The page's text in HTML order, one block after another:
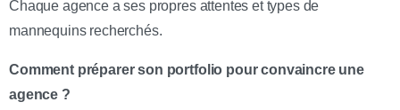
Chaque agence a ses propres attentes et types de
mannequins recherchés.
Comment préparer son portfolio pour convaincre une
agence ?